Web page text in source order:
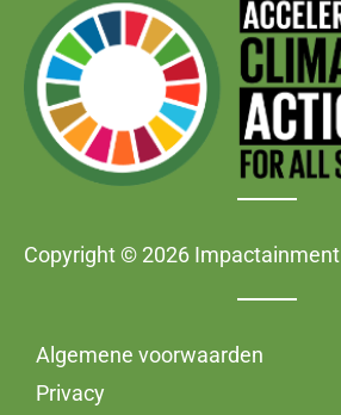
Copyright © 2026 Impactainment
Algemene voorwaarden
Privacy